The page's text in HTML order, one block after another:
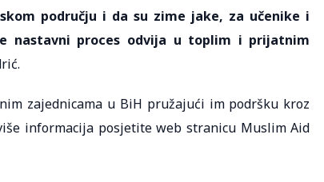
području i da su zime jake, za učenike i
nastavni proces odvija u toplim i prijatnim
zajednicama u BiH pružajući im podršku kroz
informacija posjetite web stranicu Muslim Aid